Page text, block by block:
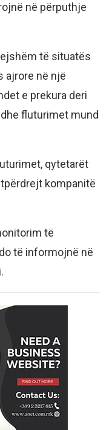
në përputhje
të situatës
ajrore në një
e prekura deri
fluturimet mund
qytetarët
kompanitë
të
të informojnë në